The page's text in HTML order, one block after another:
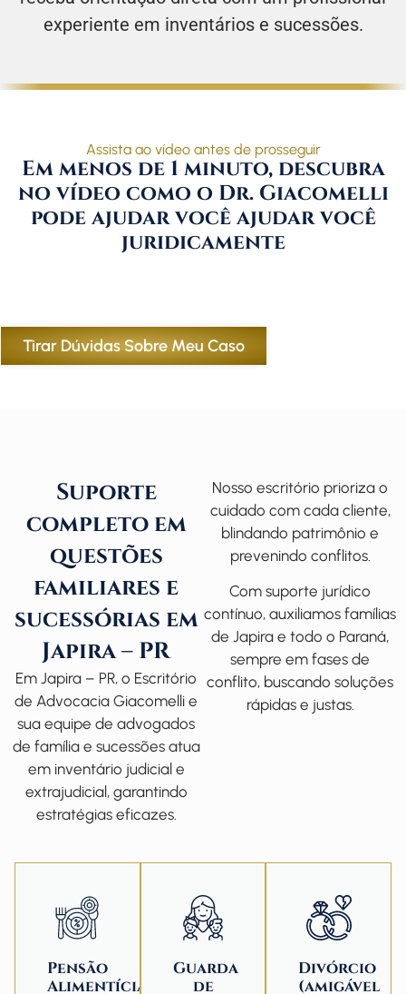
experiente em inventários e sucessões.
Assista ao vídeo antes de prosseguir
Em menos de 1 minuto, descubra
no vídeo como o Dr. Giacomelli
pode ajudar você ajudar você
juridicamente
Tirar Dúvidas Sobre Meu Caso
Suporte
completo em
questões
familiares e
sucessórias em
Japira – PR
Em Japira – PR, o Escritório
de Advocacia Giacomelli e
sua equipe de advogados
de famíliae sucessões atua
em inventário judicial e
extrajudicial, garantindo
estratégias eficazes.
Nosso escritório prioriza o
cuidado com cada cliente,
blindando patrimônio e
prevenindo conflitos.
Com suporte jurídico
contínuo, auxiliamos famílias
de Japira e todo o Paraná,
sempre em fases de
conflito, buscando soluções
rápidas e justas.
Pensão
Alimentícia
Guarda
de
Divórcio
(amigável